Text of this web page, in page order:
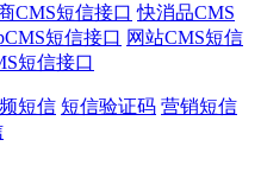
CMS短信接口 快消品CMS
短信接口 网站CMS短信
短信接口
短信 短信验证码 营销短信